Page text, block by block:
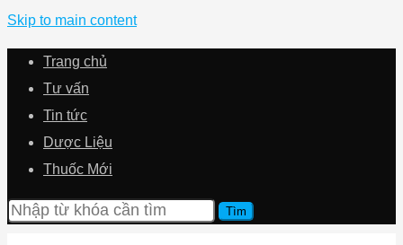
Skip to main content
Trang chủ
Tư vấn
Tin tức
Dược Liệu
Thuốc Mới